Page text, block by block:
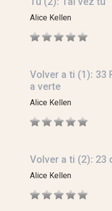
Alice Kellen
Volver a ti (1): 33
a verte
Alice Kellen
Volver a ti (2): 23
Alice Kellen